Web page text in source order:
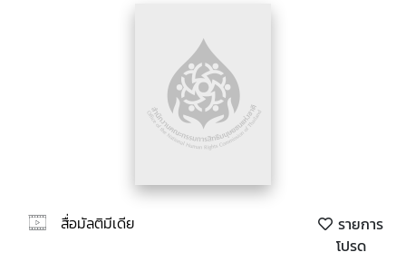
สื่อมัลติมีเดีย
รายการ
โปรด